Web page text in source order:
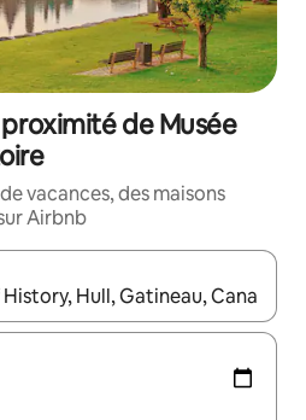
de Musée
vacances, des maisons
Airbnb
utilisez les flèches vers le